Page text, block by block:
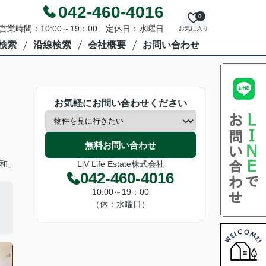
042-460-4016
業時間：10:00～19：00 定休日：水曜日 お気に入り
0
索 沿線検索 会社概要 お問い合わせ
」
お気軽にお問い合わせください
無料お問い合わせ
LiV Life Estate株式会社
042-460-4016
10:00～19：00
（休：水曜日）